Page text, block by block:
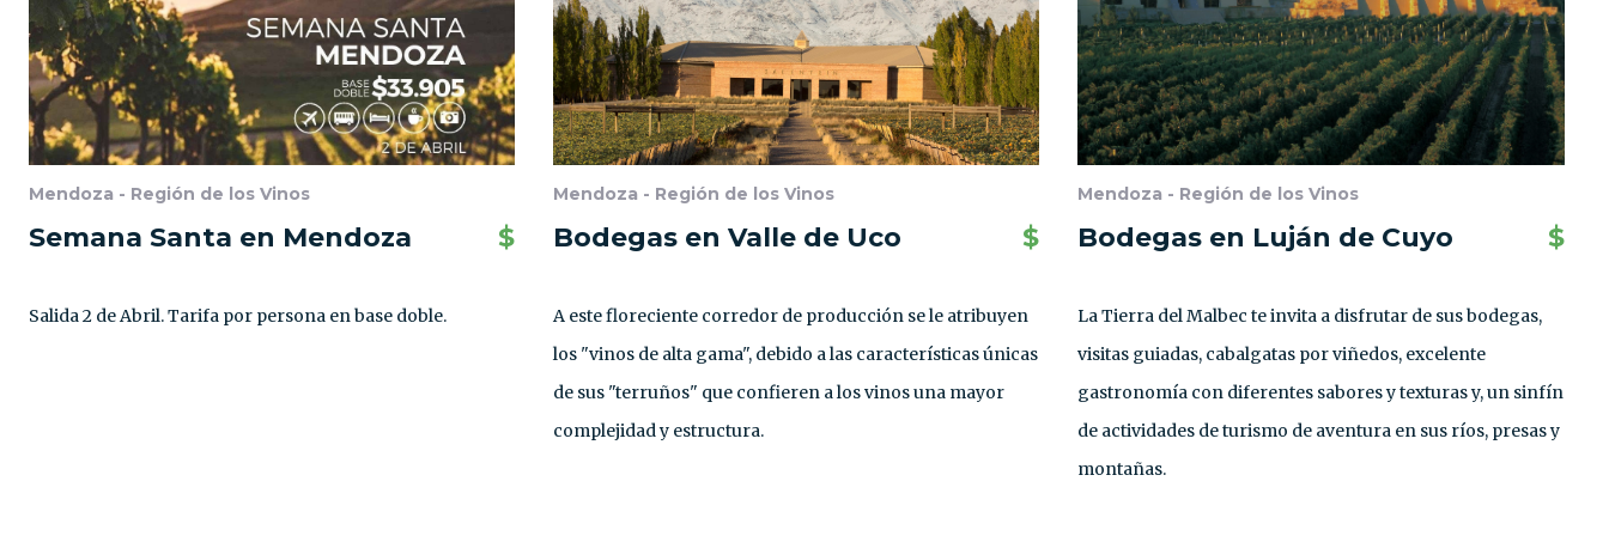
Mendoza - Región de los Vinos
Semana Santa en Mendoza $
Salida 2 de Abril. Tarifa por persona en base doble.
Mendoza - Región de los Vinos
Bodegas en Valle de Uco $
A este floreciente corredor de producción se le atribuyen
los "vinos de alta gama", debido a las características únicas
de sus "terruños" que confieren a los vinos una mayor
complejidad y estructura.
Mendoza - Región de los Vinos
Bodegas en Luján de Cuyo $
La Tierra del Malbec te invita a disfrutar de sus bodegas,
visitas guiadas, cabalgatas por viñedos, excelente
gastronomía con diferentes sabores y texturas y, un sinfín
de actividades de turismo de aventura en sus ríos, presas y
montañas.